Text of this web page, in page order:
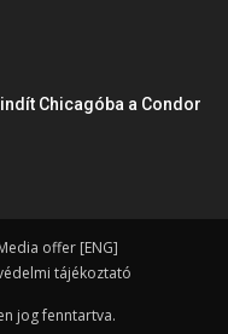
Chicagóba a Condor
offer [ENG]
tájékoztató
jog fenntartva.